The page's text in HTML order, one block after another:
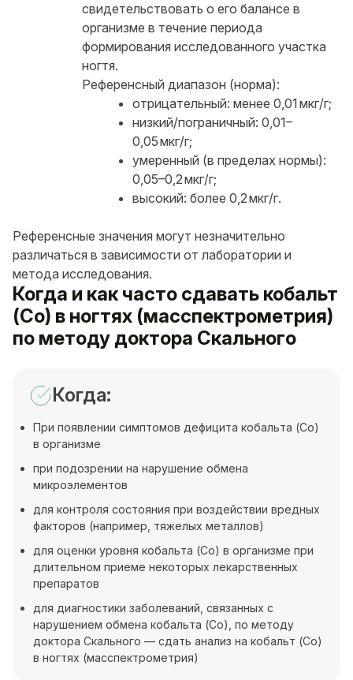
свидетельствовать о его балансе в
организме в течение периода
формирования исследованного участка
ногтя.
Референсный диапазон (норма):
отрицательный: менее 0,01 мкг/г;
низкий/пограничный: 0,01–
0,05 мкг/г;
умеренный (в пределах нормы):
0,05–0,2 мкг/г;
высокий: более 0,2 мкг/г.
Референсные значения могут незначительно
различаться в зависимости от лаборатории и
метода исследования.
Когда и как часто сдавать кобальт
(Co) в ногтях (масспектрометрия)
по методу доктора Скального
Когда:
При появлении симптомов дефицита кобальта (Co)
в организме
при подозрении на нарушение обмена
микроэлементов
для контроля состояния при воздействии вредных
факторов (например, тяжелых металлов)
для оценки уровня кобальта (Co) в организме при
длительном приеме некоторых лекарственных
препаратов
для диагностики заболеваний, связанных с
нарушением обмена кобальта (Co), по методу
доктора Скального — сдать анализ на кобальт (Co)
в ногтях (масспектрометрия)